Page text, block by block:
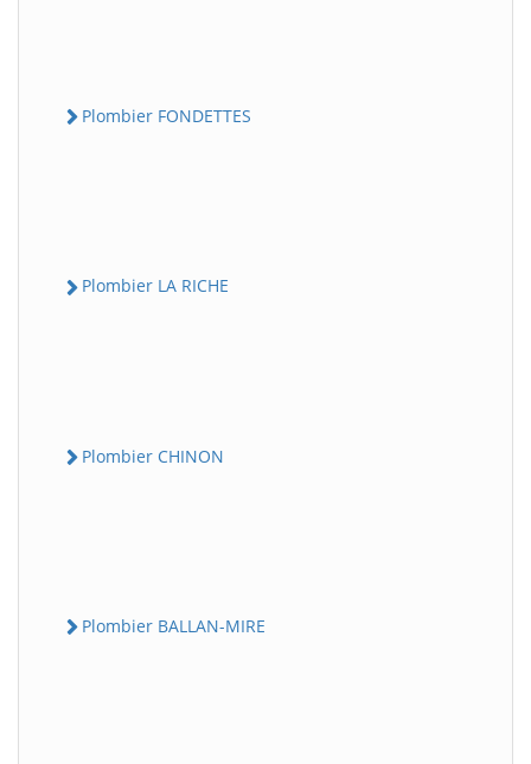
Plombier FONDETTES
Plombier LA RICHE
Plombier CHINON
Plombier BALLAN-MIRE